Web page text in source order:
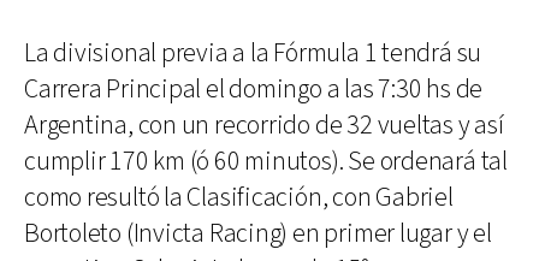
La divisional previa a la Fórmula 1 tendrá su
Carrera Principal el domingo a las 7:30 hs de
Argentina, con un recorrido de 32 vueltas y así
cumplir 170 km (ó 60 minutos). Se ordenará tal
como resultó la Clasificación, con Gabriel
Bortoleto (Invicta Racing) en primer lugar y el